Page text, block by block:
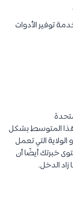
توفير الأدوات
يختلف هذا المتوسط ​​بشكل
الولاية التي تعمل
خبرتك أيضًا أن
الدخل.